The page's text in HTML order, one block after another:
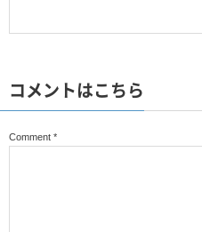
コメントはこちら
Comment *